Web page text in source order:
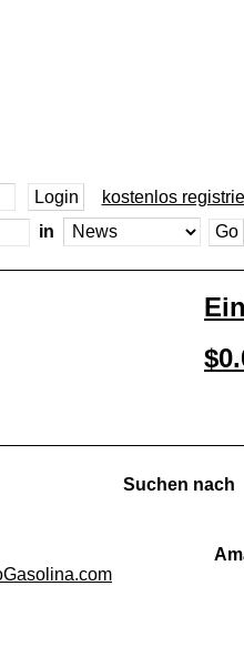
kostenlos
in
Suchen nach